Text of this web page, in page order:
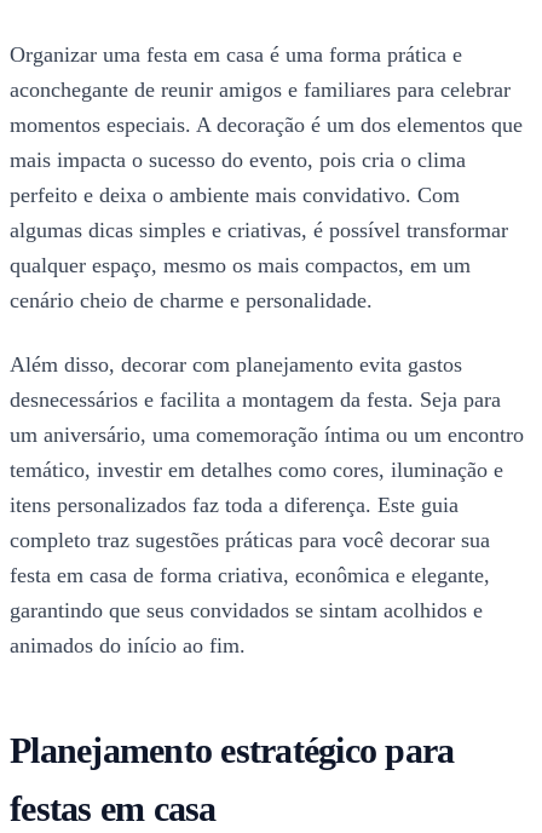
Organizar uma festa em casa é uma forma prática e
aconchegante de reunir amigos e familiares para celebrar
momentos especiais. A decoração é um dos elementos que
mais impacta o sucesso do evento, pois cria o clima
perfeito e deixa o ambiente mais convidativo. Com
algumas dicas simples e criativas, é possível transformar
qualquer espaço, mesmo os mais compactos, em um
cenário cheio de charme e personalidade.
Além disso, decorar com planejamento evita gastos
desnecessários e facilita a montagem da festa. Seja para
um aniversário, uma comemoração íntima ou um encontro
temático, investir em detalhes como cores, iluminação e
itens personalizados faz toda a diferença. Este guia
completo traz sugestões práticas para você decorar sua
festa em casa de forma criativa, econômica e elegante,
garantindo que seus convidados se sintam acolhidos e
animados do início ao fim.
Planejamento estratégico para
festas em casa